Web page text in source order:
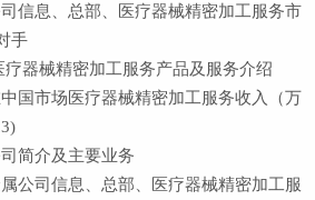
信息、总部、医疗器械精密加工服务市
手
器械精密加工服务产品及服务介绍
国市场医疗器械精密加工服务收入（万
简介及主要业务
公司信息、总部、医疗器械精密加工服